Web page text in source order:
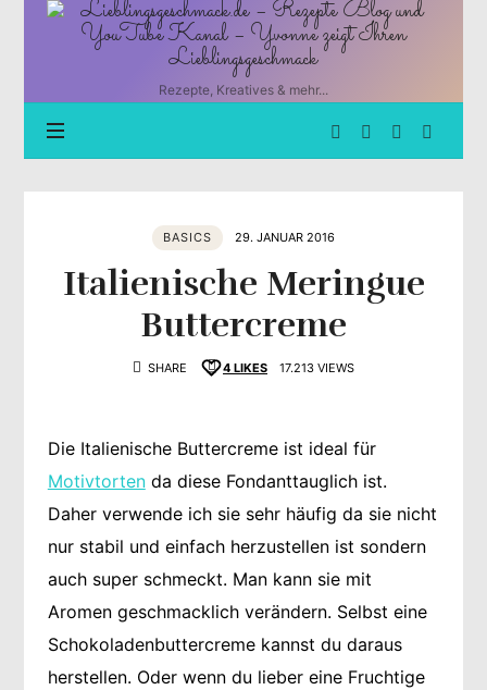
Lieblingsgeschmack.de
Rezepte
und
YouTube
Kanal
Lieblingsgeschmack
Rezepte, Kreatives & mehr...
BASICS 29. JANUAR 2016
Italienische Meringue
Buttercreme
SHARE 4 LIKES 17.213 VIEWS
Die Italienische Buttercreme ist ideal für
Motivtortenda diese Fondanttauglich ist.
Daher verwende ich sie sehr häufig da sie nicht
nur stabil und einfach herzustellen ist sondern
auch super schmeckt. Man kann sie mit
Aromen geschmacklich verändern. Selbst eine
Schokoladenbuttercreme kannst du daraus
herstellen. Oder wenn du lieber eine Fruchtige